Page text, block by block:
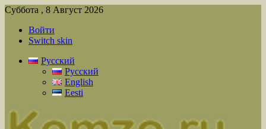
Суббота , 8 Август 2026
Войти
Switch skin
Русский
Русский
English
Eesti